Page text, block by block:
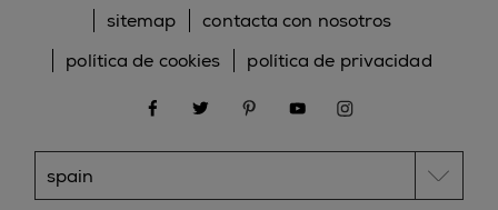
sitemap
contacta con nosotros
política de cookies
política de privacidad
facebooktwitter pinterestyoutubeinstagram